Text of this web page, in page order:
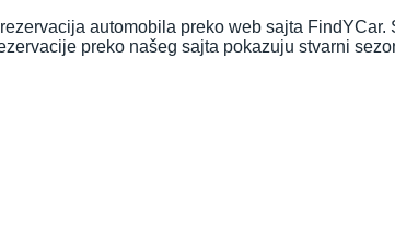
automobila preko web sajta
preko našeg sajta pokazuju stvarni